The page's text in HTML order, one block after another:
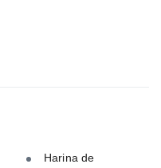
Harina de